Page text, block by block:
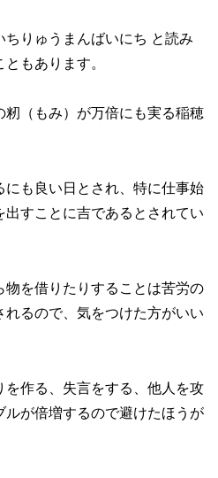
りゅうまんばいにち と読み
もあります。
籾（もみ）が万倍にも実る稲穂
も良い日とされ、特に仕事始
すことに吉であるとされてい
を借りたりすることは苦労の
るので、気をつけた方がいい
を作る、失言をする、他人を攻
が倍増するので避けたほうが